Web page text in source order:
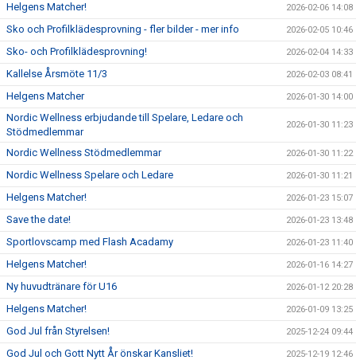
Helgens Matcher! 2026-02-06 14:08
Sko och Profilklädesprovning - fler bilder - mer info 2026-02-05 10:46
Sko- och Profilklädesprovning! 2026-02-04 14:33
Kallelse Årsmöte 11/3 2026-02-03 08:41
Helgens Matcher 2026-01-30 14:00
Nordic Wellness erbjudande till Spelare, Ledare och
Stödmedlemmar
2026-01-30 11:23
Nordic Wellness Stödmedlemmar 2026-01-30 11:22
Nordic Wellness Spelare och Ledare 2026-01-30 11:21
Helgens Matcher! 2026-01-23 15:07
Save the date! 2026-01-23 13:48
Sportlovscamp med Flash Acadamy 2026-01-23 11:40
Helgens Matcher! 2026-01-16 14:27
Ny huvudtränare för U16 2026-01-12 20:28
Helgens Matcher! 2026-01-09 13:25
God Jul från Styrelsen! 2025-12-24 09:44
God Jul och Gott Nytt År önskar Kansliet! 2025-12-19 12:46